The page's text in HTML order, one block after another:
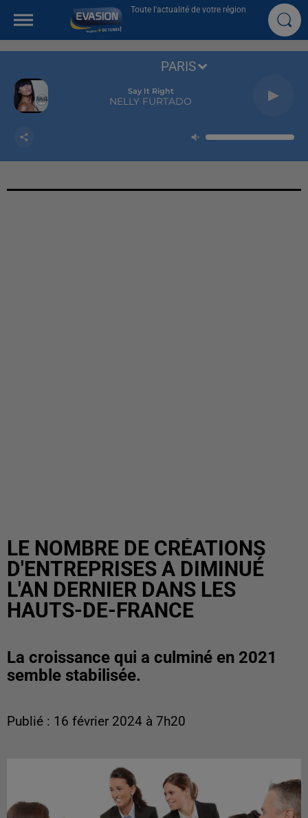
Toute l'actualité de votre région
Say It Right
NELLY FURTADO
PARIS
LE NOMBRE DE CRÉATIONS
D'ENTREPRISES A DIMINUÉ
L'AN DERNIER DANS LES
HAUTS-DE-FRANCE
La croissance qui a culminé en 2021
semble stabilisée.
Publié : 16 février 2024 à 7h20